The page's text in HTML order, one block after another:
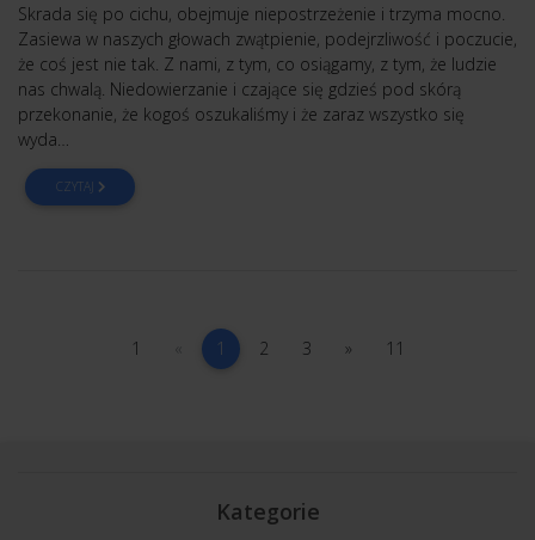
Skrada się po cichu, obejmuje niepostrzeżenie i trzyma mocno.
Zasiewa w naszych głowach zwątpienie, podejrzliwość i poczucie,
że coś jest nie tak. Z nami, z tym, co osiągamy, z tym, że ludzie
nas chwalą. Niedowierzanie i czające się gdzieś pod skórą
przekonanie, że kogoś oszukaliśmy i że zaraz wszystko się
wyda…
CZYTAJ
1 poprzednia
1 (current)
22 33 »następna
11
Kategorie